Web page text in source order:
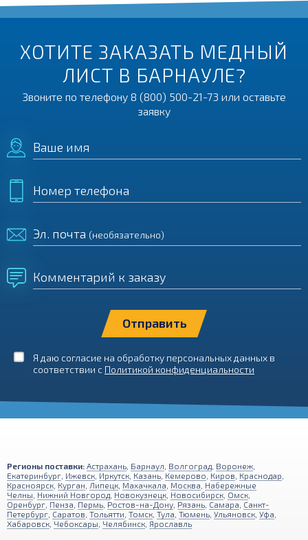
ХОТИТЕ ЗАКАЗАТЬ МЕДНЫЙ
ЛИСТ В БАРНАУЛЕ?
Звоните по телефону 8 (800) 500-21-73 или оставьте
заявку
Ваше имя
Номер телефона
Эл. почта (необязательно)
Комментарий к заказу
Я даю согласие на обработку персональных данных в
соответствии с Политикой конфиденциальности
Регионы поставки: Астрахань Барнаул Волгоград Воронеж
Екатеринбург Ижевск Иркутск Казань Кемерово Киров Краснодар
Красноярск Курган Липецк Махачкала Москва Набережные
Челны Нижний Новгород Новокузнецк Новосибирск Омск
Оренбург Пенза Пермь Ростов-на-Дону Рязань Самара Санкт-
Петербург Саратов Тольятти Томск Тула Тюмень Ульяновск Уфа
Хабаровск Чебоксары Челябинск Ярославль